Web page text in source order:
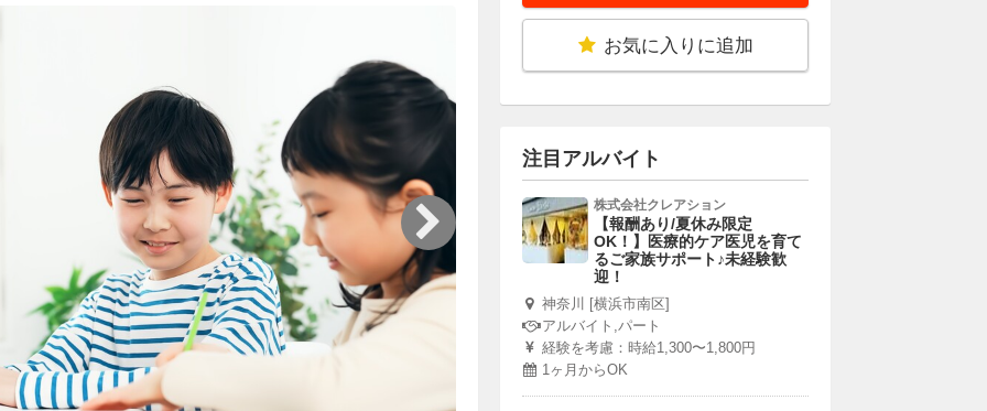
お気に入りに追加
注目アルバイト
株式会社クレアション
【報酬あり/夏休み限定
OK！】医療的ケア医児を育て
るご家族サポート♪未経験歓
迎！
神奈川 [横浜市南区]
アルバイト,パート
経験を考慮：時給1,300〜1,800円
1ヶ月からOK